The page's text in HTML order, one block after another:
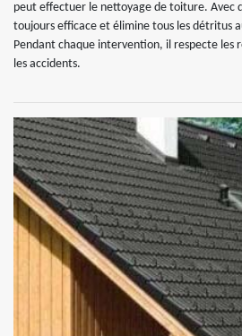
peut effectuer le nettoyage de toiture. Avec
toujours efficace et élimine tous les détritus
Pendant chaque intervention, il respecte les
les accidents.